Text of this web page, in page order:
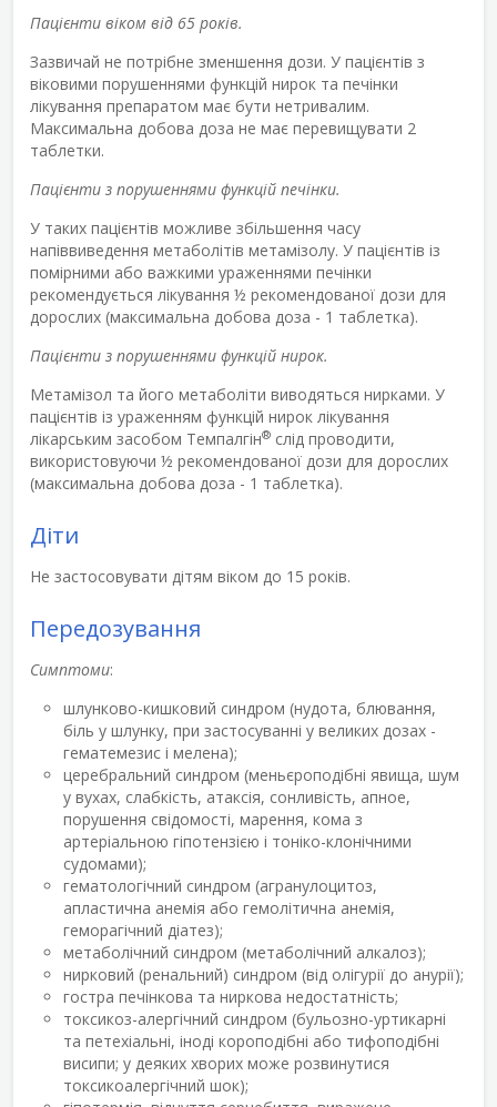
Пацієнти віком від 65 років.
Зазвичай не потрібне зменшення дози. У пацієнтів з
віковими порушеннями функцій нирок та печінки
лікування препаратом має бути нетривалим.
Максимальна добова доза не має перевищувати 2
таблетки.
Пацієнти з порушеннями функцій печінки.
У таких пацієнтів можливе збільшення часу
напіввиведення метаболітів метамізолу. У пацієнтів із
помірними або важкими ураженнями печінки
рекомендується лікування ½ рекомендованої дози для
дорослих (максимальна добова доза - 1 таблетка).
Пацієнти з порушеннями функцій нирок.
Метамізол та його метаболіти виводяться нирками. У
пацієнтів із ураженням функцій нирок лікування
лікарським засобом Темпалгін® слід проводити,
використовуючи ½ рекомендованої дози для дорослих
(максимальна добова доза - 1 таблетка).
Діти
Не застосовувати дітям віком до 15 років.
Передозування
Симптоми:
шлунково-кишковий синдром (нудота, блювання,
біль у шлунку, при застосуванні у великих дозах -
гематемезис і мелена);
церебральний синдром (меньєроподібні явища, шум
у вухах, слабкість, атаксія, сонливість, апное,
порушення свідомості, марення, кома з
артеріальною гіпотензією і тоніко-клонічними
судомами);
гематологічний синдром (агранулоцитоз,
апластична анемія або гемолітична анемія,
геморагічний діатез);
метаболічний синдром (метаболічний алкалоз);
нирковий (ренальний) синдром (від олігурії до анурії);
гостра печінкова та ниркова недостатність;
токсикоз-алергічний синдром (бульозно-уртикарні
та петехіальні, іноді короподібні або тифоподібні
висипи; у деяких хворих може розвинутися
токсикоалергічний шок);